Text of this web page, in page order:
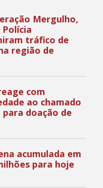
Mergulho,
Polícia
tráfico de
região de
com
ao chamado
doação de
acumulada em
para hoje